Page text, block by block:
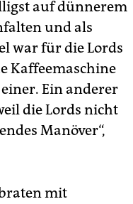
auf dünnerem
und als
war für die Lords
Kaffeemaschine
Ein anderer
die Lords nicht
Manöver“,
mit